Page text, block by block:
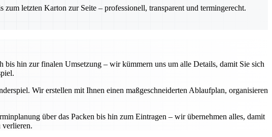
letzten Karton zur Seite – professionell, transparent und termingerecht.
hin zur finalen Umsetzung – wir kümmern uns um alle Details, damit Sie sich
Wir erstellen mit Ihnen einen maßgeschneiderten Ablaufplan, organisieren
über das Packen bis hin zum Eintragen – wir übernehmen alles, damit
verlieren.